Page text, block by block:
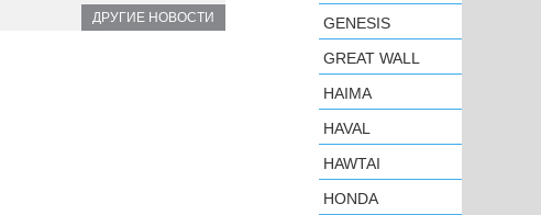
ДРУГИЕ НОВОСТИ
GENESIS
GREAT WALL
HAIMA
HAVAL
HAWTAI
HONDA